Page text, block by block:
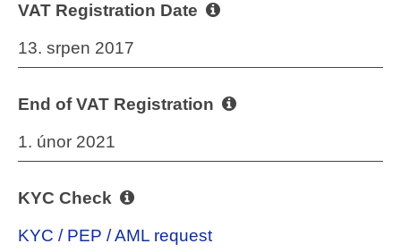
VAT Registration Date
13. srpen 2017
End of VAT Registration
1. únor 2021
KYC Check
KYC / PEP / AML request